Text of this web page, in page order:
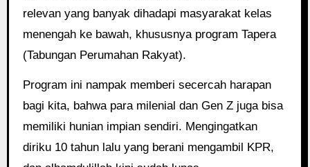
relevan yang banyak dihadapi masyarakat kelas
menengah ke bawah, khususnya program Tapera
(Tabungan Perumahan Rakyat).
Program ini nampak memberi secercah harapan
bagi kita, bahwa para milenial dan Gen Z juga bisa
memiliki hunian impian sendiri. Mengingatkan
diriku 10 tahun lalu yang berani mengambil KPR,